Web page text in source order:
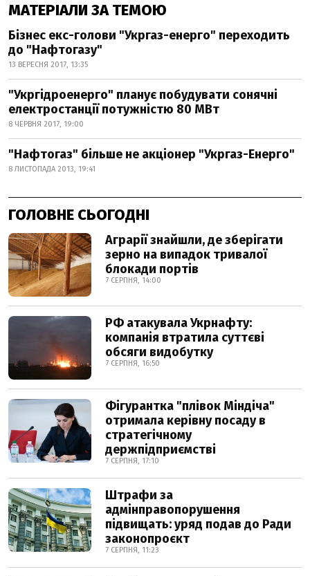
МАТЕРІАЛИ ЗА ТЕМОЮ
Бізнес екс-голови "Укргаз-енерго" переходить
до "Нафтогазу"
13 ВЕРЕСНЯ 2017, 13:35
"Укргідроенерго" планує побудувати сонячні
електростанції потужністю 80 МВт
8 ЧЕРВНЯ 2017, 19:00
"Нафтогаз" більше не акціонер "Укргаз-Енерго"
8 ЛИСТОПАДА 2013, 19:41
ГОЛОВНЕ СЬОГОДНІ
Аграрії знайшли, де зберігати
зерно на випадок тривалої
блокади портів
7 СЕРПНЯ, 14:00
РФ атакувала Укрнафту:
компанія втратила суттєві
обсяги видобутку
7 СЕРПНЯ, 16:50
Фігурантка "плівок Міндіча"
отримала керівну посаду в
стратегічному
держпідприємстві
7 СЕРПНЯ, 17:10
Штрафи за
адмінправопорушення
підвищать: уряд подав до Ради
законопроєкт
7 СЕРПНЯ, 11:23